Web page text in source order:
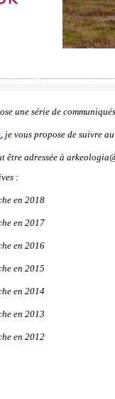
une série de
, je vous propose de suivre
être adressée à
:
en 2018
en 2017
en 2016
en 2015
en 2014
en 2013
en 2012